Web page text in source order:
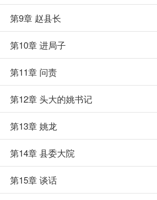
第9章 赵县长
第10章 进局子
第11章 问责
第12章 头大的姚书记
第13章 姚龙
第14章 县委大院
第15章 谈话